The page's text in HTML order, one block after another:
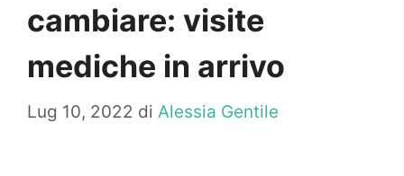
cambiare: visite
mediche in arrivo
Lug 10, 2022 di Alessia Gentile